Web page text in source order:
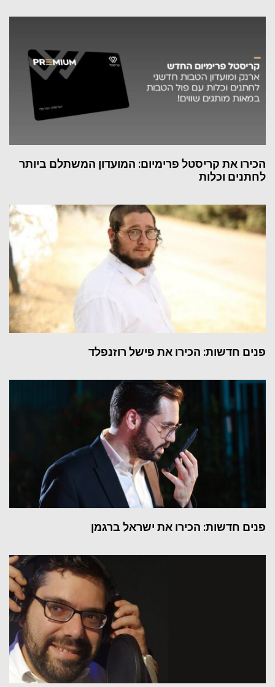
הכירו את קריסטל פרימיום: המועדון המשתלם ביותר
לחתנים וכלות
פנים חדשות: הכירו את פישל רוזנפלד
פנים חדשות: הכירו את ישראל ברגמן